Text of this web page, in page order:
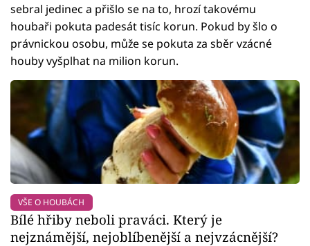
sebral jedinec a přišlo se na to, hrozí takovému
houbaři pokuta padesát tisíc korun. Pokud by šlo o
právnickou osobu, může se pokuta za sběr vzácné
houby vyšplhat na milion korun.
VŠE O HOUBÁCH
Bílé hřiby neboli praváci. Který je
nejznámější, nejoblíbenější a nejvzácnější?